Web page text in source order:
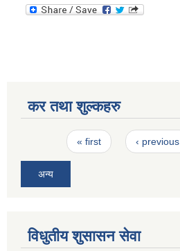
कर तथा शुल्कहरु
Pages« first ‹ previous
अन्य
विधुतीय शुसासन सेवा